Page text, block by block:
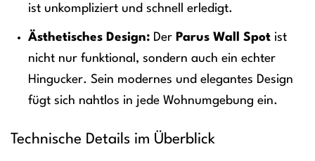
ist unkompliziert und schnell erledigt.
Ästhetisches Design:Der Parus Wall Spotist
nicht nur funktional, sondern auch ein echter
Hingucker. Sein modernes und elegantes Design
fügt sich nahtlos in jede Wohnumgebung ein.
Technische Details im Überblick